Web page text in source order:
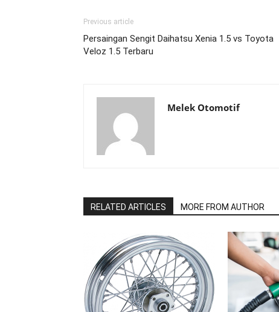
Previous article
Persaingan Sengit Daihatsu Xenia 1.5 vs Toyota
Veloz 1.5 Terbaru
Melek Otomotif
RELATED ARTICLES MORE FROM AUTHOR